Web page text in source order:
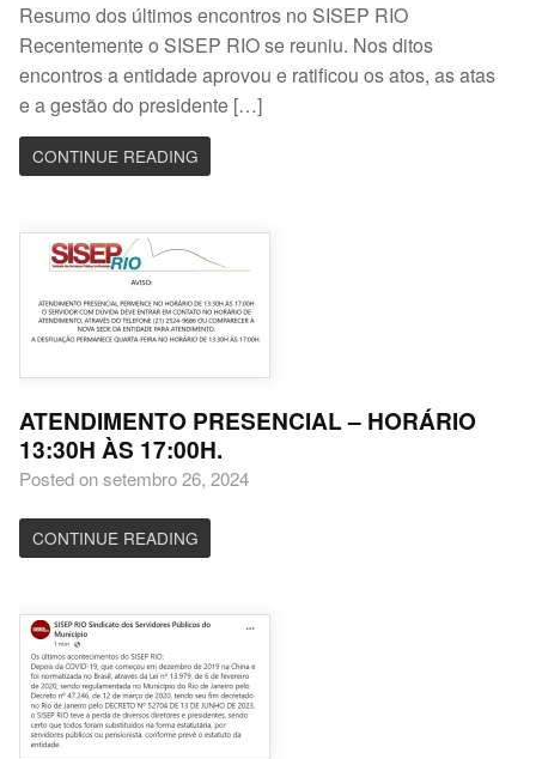
Resumo dos últimos encontros no SISEP RIO
Recentemente o SISEP RIO se reuniu. Nos ditos
encontros a entidade aprovou e ratificou os atos, as atas
e a gestão do presidente […]
CONTINUE READING
ATENDIMENTO PRESENCIAL – HORÁRIO
13:30H ÀS 17:00H.
Posted on setembro 26, 2024
CONTINUE READING